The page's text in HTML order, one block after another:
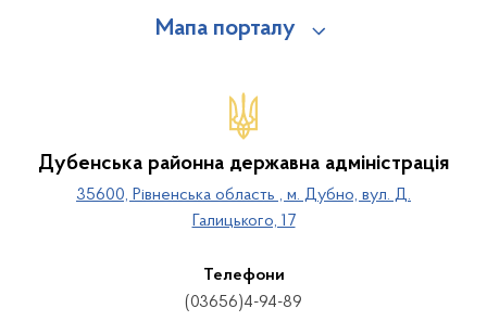
Мапа порталу
Дубенська районна державна адміністрація
35600, Рівненська область , м. Дубно, вул. Д.
Галицького, 17
Телефони
(03656)4-94-89